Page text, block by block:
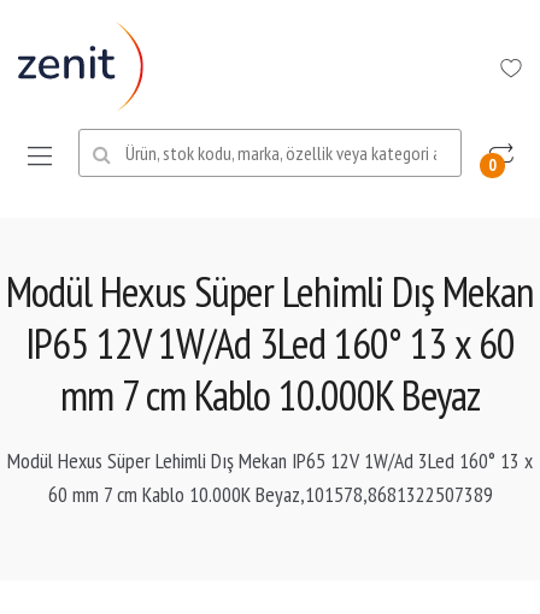
Ara:
0
Modül Hexus Süper Lehimli Dış Mekan
IP65 12V 1W/Ad 3Led 160° 13 x 60
mm 7 cm Kablo 10.000K Beyaz
Modül Hexus Süper Lehimli Dış Mekan IP65 12V 1W/Ad 3Led 160° 13 x
60 mm 7 cm Kablo 10.000K Beyaz,101578,8681322507389